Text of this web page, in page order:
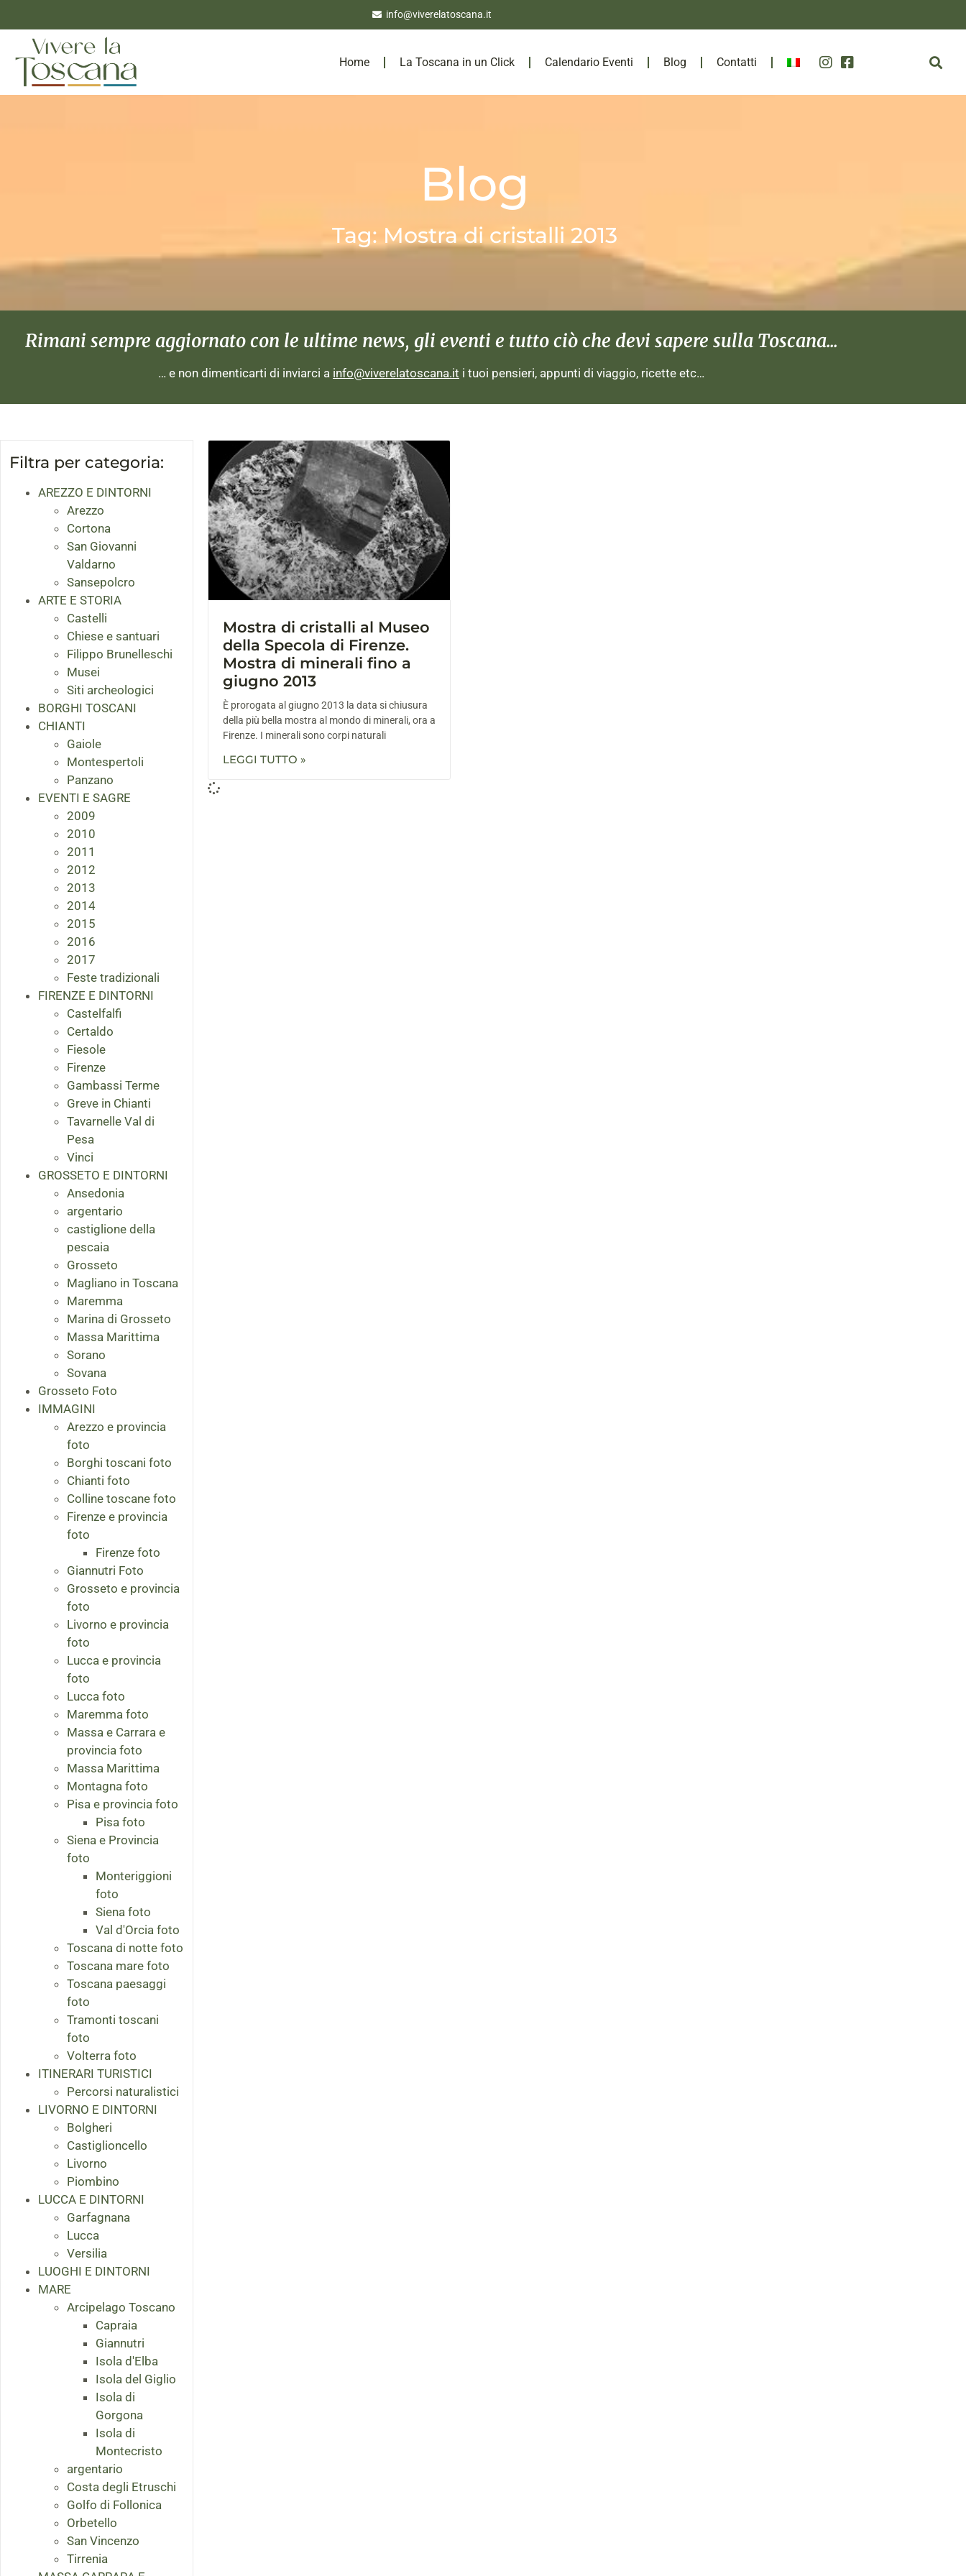
info@viverelatoscana.it
Home La Toscana in un Click Calendario Eventi Blog Contatti
Blog
Tag: Mostra di cristalli 2013
Rimani sempre aggiornato con le ultime news, gli eventi e tutto ciò che devi sapere sulla Toscana...
… e non dimenticarti di inviarci a info@viverelatoscana.it i tuoi pensieri, appunti di viaggio, ricette etc…
Filtra per categoria:
AREZZO E DINTORNI
Arezzo
Cortona
San Giovanni
Valdarno
Sansepolcro
ARTE E STORIA
Castelli
Chiese e santuari
Filippo Brunelleschi
Musei
Siti archeologici
BORGHI TOSCANI
CHIANTI
Gaiole
Montespertoli
Panzano
EVENTI E SAGRE
2009
2010
2011
2012
2013
2014
2015
2016
2017
Feste tradizionali
FIRENZE E DINTORNI
Castelfalfi
Certaldo
Fiesole
Firenze
Gambassi Terme
Greve in Chianti
Tavarnelle Val di
Pesa
Vinci
GROSSETO E DINTORNI
Ansedonia
argentario
castiglione della
pescaia
Grosseto
Magliano in Toscana
Maremma
Marina di Grosseto
Massa Marittima
Sorano
Sovana
Grosseto Foto
IMMAGINI
Arezzo e provincia
foto
Borghi toscani foto
Chianti foto
Colline toscane foto
Firenze e provincia
foto
Firenze foto
Giannutri Foto
Grosseto e provincia
foto
Livorno e provincia
foto
Lucca e provincia
foto
Lucca foto
Maremma foto
Massa e Carrara e
provincia foto
Massa Marittima
Montagna foto
Pisa e provincia foto
Pisa foto
Siena e Provincia
foto
Monteriggioni
foto
Siena foto
Val d'Orcia foto
Toscana di notte foto
Toscana mare foto
Toscana paesaggi
foto
Tramonti toscani
foto
Volterra foto
ITINERARI TURISTICI
Percorsi naturalistici
LIVORNO E DINTORNI
Bolgheri
Castiglioncello
Livorno
Piombino
LUCCA E DINTORNI
Garfagnana
Lucca
Versilia
LUOGHI E DINTORNI
MARE
Arcipelago Toscano
Capraia
Giannutri
Isola d'Elba
Isola del Giglio
Isola di
Gorgona
Isola di
Montecristo
argentario
Costa degli Etruschi
Golfo di Follonica
Orbetello
San Vincenzo
Tirrenia
Mostra di cristalli al Museo
della Specola di Firenze.
Mostra di minerali fino a
giugno 2013
È prorogata al giugno 2013 la data si chiusura
della più bella mostra al mondo di minerali, ora a
Firenze. I minerali sono corpi naturali
LEGGI TUTTO »